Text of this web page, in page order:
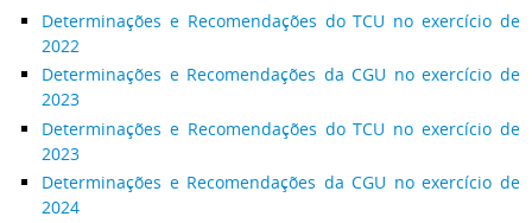
Determinações e Recomendações do TCU no exercício de
2022
Determinações e Recomendações da CGU no exercício de
2023
Determinações e Recomendações do TCU no exercício de
2023
Determinações e Recomendações da CGU no exercício de
2024